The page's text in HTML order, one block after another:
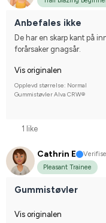
Anbefales ikke
De har en skarp kant på
forårsaker gnagsår.
Vis originalen
Opplevd størrelse: Normal
Gummistøvler Alva CRW®
1 like
Cathrin E
Pleasant Trainee
Gummistøvler
Vis originalen